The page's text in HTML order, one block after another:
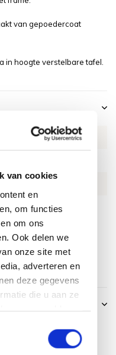
van cookies
en
om functies
om ons
Ook delen we
onze site met
adverteren en
deze gegevens
die u aan ze
van gepoedercoat
in hoogte verstelbare tafel.
ant